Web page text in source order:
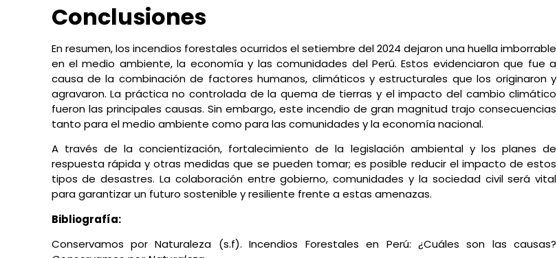
Conclusiones
En resumen, los incendios forestales ocurridos el setiembre del 2024 dejaron una huella imborrable
en el medio ambiente, la economía y las comunidades del Perú. Estos evidenciaron que fue a
causa de la combinación de factores humanos, climáticos y estructurales que los originaron y
agravaron. La práctica no controlada de la quema de tierras y el impacto del cambio climático
fueron las principales causas. Sin embargo, este incendio de gran magnitud trajo consecuencias
tanto para el medio ambiente como para las comunidades y la economía nacional.
A través de la concientización, fortalecimiento de la legislación ambiental y los planes de
respuesta rápida y otras medidas que se pueden tomar; es posible reducir el impacto de estos
tipos de desastres. La colaboración entre gobierno, comunidades y la sociedad civil será vital
para garantizar un futuro sostenible y resiliente frente a estas amenazas.
Bibliografía:
Conservamos por Naturaleza (s.f). Incendios Forestales en Perú: ¿Cuáles son las causas?